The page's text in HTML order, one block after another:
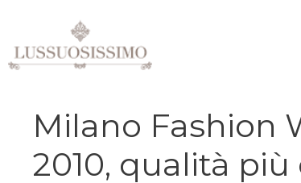
contenuto
Milano Fashion
2010, qualità